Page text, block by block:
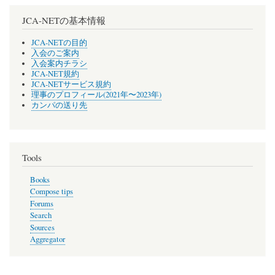
JCA-NETの基本情報
JCA-NETの目的
入会のご案内
入会案内チラシ
JCA-NET規約
JCA-NETサービス規約
理事のプロフィール(2021年〜2023年)
カンパの送り先
Tools
Books
Compose tips
Forums
Search
Sources
Aggregator